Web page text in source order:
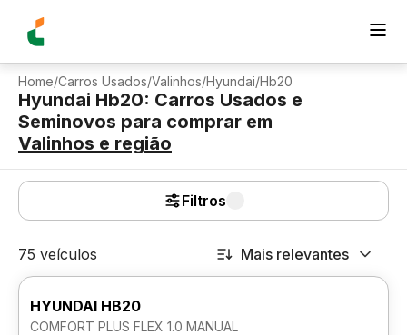
Home/Carros Usados/Valinhos/Hyundai/Hb20
Hyundai Hb20: Carros Usados e
Seminovos para comprar em
Valinhos e região
Filtros
75 veículos Mais relevantes
HYUNDAI HB20
COMFORT PLUS FLEX 1.0 MANUAL